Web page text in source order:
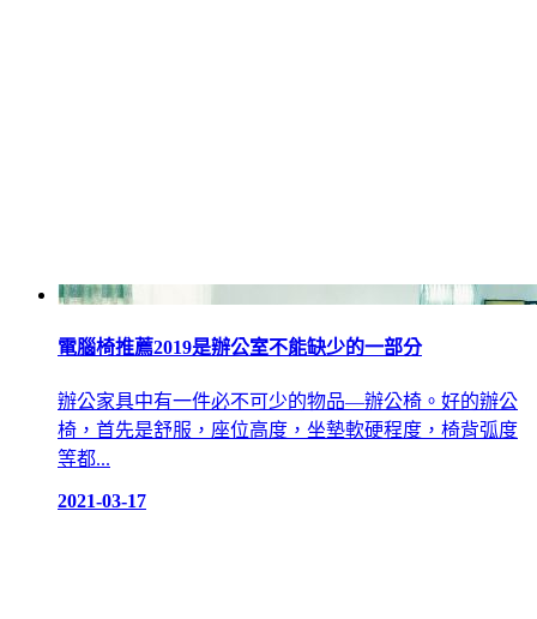
電腦椅推薦2019是辦公室不能缺少的一部分
辦公家具中有一件必不可少的物品—辦公椅。好的辦公
椅，首先是舒服，座位高度，坐墊軟硬程度，椅背弧度
等都...
2021-03-17